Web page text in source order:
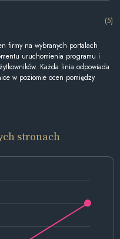
(5)
firmy na wybranych portalach
uruchomienia programu i
Każda linia odpowiada
w poziomie ocen pomiędzy
stronach